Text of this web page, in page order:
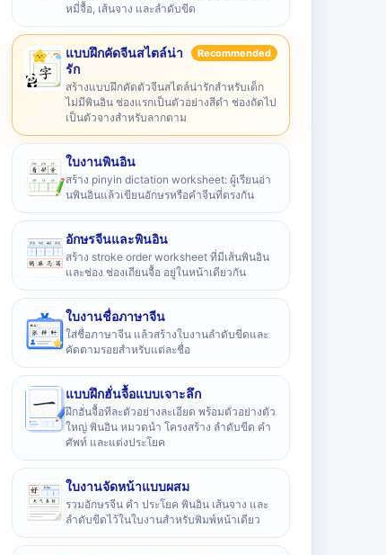
หมี่จื้อ, เส้นจาง และลำดับขีด
แบบฝึกคัดจีนสไตล์น่า
รัก
Recommended
สร้างแบบฝึกคัดตัวจีนสไตล์น่ารักสำหรับเด็ก
ไม่มีพินอิน ช่องแรกเป็นตัวอย่างสีดำ ช่องถัดไป
เป็นตัวจางสำหรับลากตาม
ใบงานพินอิน
สร้าง pinyin dictation worksheet: ผู้เรียนอ่า
นพินอินแล้วเขียนอักษรหรือคำจีนที่ตรงกัน
อักษรจีนและพินอิน
สร้าง stroke order worksheet ที่มีเส้นพินอิน
และช่อง ช่องเถียนจื้อ อยู่ในหน้าเดียวกัน
ใบงานชื่อภาษาจีน
ใส่ชื่อภาษาจีน แล้วสร้างใบงานลำดับขีดและ
คัดตามรอยสำหรับแต่ละชื่อ
แบบฝึกฮั่นจื้อแบบเจาะลึก
ฝึกฮั่นจื้อทีละตัวอย่างละเอียด พร้อมตัวอย่างตัว
ใหญ่ พินอิน หมวดนำ โครงสร้าง ลำดับขีด คำ
ศัพท์ และแต่งประโยค
ใบงานจัดหน้าแบบผสม
รวมอักษรจีน คำ ประโยค พินอิน เส้นจาง และ
ลำดับขีดไว้ในใบงานสำหรับพิมพ์หน้าเดียว